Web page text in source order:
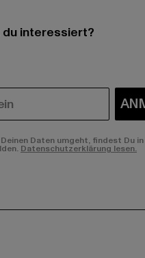
interessiert?
Daten umgeht, findest Du
Datenschutzerklärung lesen.